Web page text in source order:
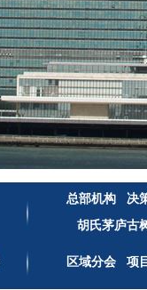
总部机构
决
胡氏茅庐古
区域分会 项